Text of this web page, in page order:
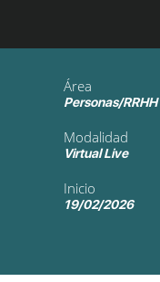
Área
Personas/RRHH
Modalidad
Virtual Live
Inicio
19/02/2026